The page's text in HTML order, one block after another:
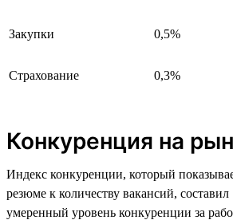
Закупки 0,5%
Страхование 0,3%
Конкуренция на
Индекс конкуренции, который
резюме к количеству вакансий, составил
умеренный уровень конкуренции за